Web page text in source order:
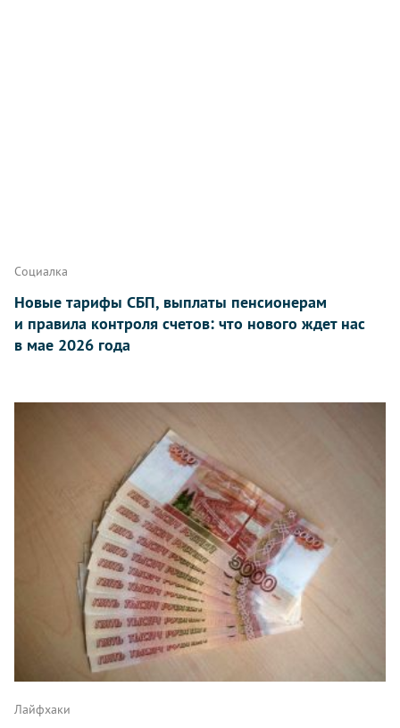
Социалка
Новые тарифы СБП, выплаты пенсионерам
и правила контроля счетов: что нового ждет нас
в мае 2026 года
Лайфхаки